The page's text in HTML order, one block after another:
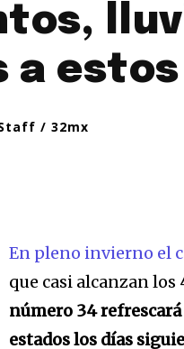
a
/ 32mx
En pleno invierno el
que casi alcanzan
número 34
estados los días